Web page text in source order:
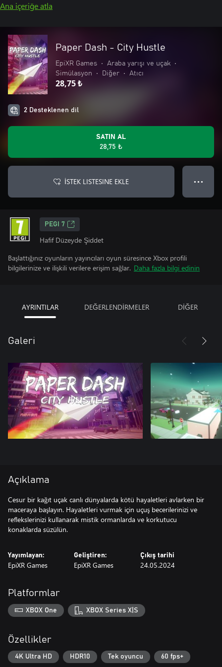
Ana içeriğe atla
Paper Dash - City Hustle
EpiXR Games • Araba yarışı ve uçak
•
Simülasyon
• Diğer • Atıcı
28,75 ₺
2 Desteklenen dil
SATIN AL
28,75 ₺
İSTEK LISTESINE EKLE ● ● ●
PEGI 7
Hafif Düzeyde Şiddet
Başlattığınız oyunların yayıncıları oyun süresince Xbox profili
bilgilerinize ve ilişkili verilere erişim sağlar. Daha fazla bilgi edinin
AYRINTILAR DEĞERLENDİRMELER DİĞER
Galeri
Açıklama
Cesur bir kağıt uçak canlı dünyalarda kötü hayaletleri avlarken bir
maceraya başlayın. Hayaletleri vurmak için uçuş becerilerinizi ve
reflekslerinizi kullanarak mistik ormanlarda ve korkutucu
konaklarda süzülün.
Yayımlayan:
EpiXR Games
Geliştiren:
EpiXR Games
Çıkış tarihi
24.05.2024
Platformlar
XBOX One XBOX Series X|S
Özellikler
4K Ultra HD HDR10 Tek oyuncu 60 fps+